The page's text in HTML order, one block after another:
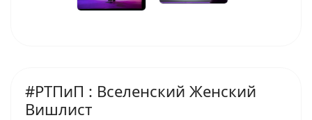
#РТПиП : Вселенский Женский
Вишлист